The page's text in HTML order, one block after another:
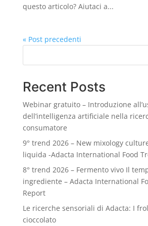
questo articolo? Aiutaci a...
« Post precedenti
Recent Posts
Webinar gratuito – Introduzione
dell’intelligenza artificiale nella
consumatore
9° trend 2026 – New mixology
liquida -Adacta International Food
8° trend 2026 – Fermento vivo Il
ingrediente – Adacta International
Report
Le ricerche sensoriali di Adacta: I
cioccolato